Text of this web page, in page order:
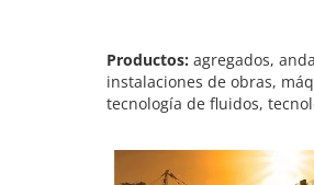
Productos: agregados,
instalaciones de obras,
tecnología de fluidos,